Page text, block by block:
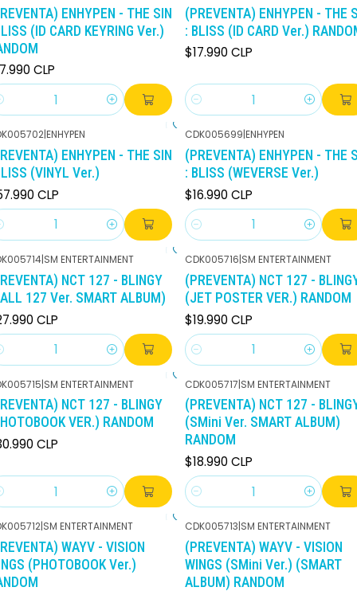
ENHYPEN - THE SIN
(ID CARD KEYRING Ver.)
CLP
(PREVENTA) ENHYPEN - THE
: BLISS (ID CARD Ver.)
$17.990 CLP
Cantidad
|ENHYPEN
ENHYPEN - THE SIN
(VINYL Ver.)
CLP
CDK005699|ENHYPEN
(PREVENTA) ENHYPEN - THE
: BLISS (WEVERSE Ver.)
$16.990 CLP
Cantidad
|SM ENTERTAINMENT
NCT 127 - BLINGY
127 Ver. SMART ALBUM)
CLP
CDK005716|SM ENTERTAINMENT
(PREVENTA) NCT 127 -
(JET POSTER VER.) RANDOM
$19.990 CLP
Cantidad
|SM ENTERTAINMENT
NCT 127 - BLINGY
VER.) RANDOM
CLP
CDK005717|SM ENTERTAINMENT
(PREVENTA) NCT 127 -
(SMini Ver. SMART ALBUM)
RANDOM
$18.990 CLP
Cantidad
|SM ENTERTAINMENT
WAYV - VISION
(PHOTOBOOK Ver.)
CDK005713|SM ENTERTAINMENT
(PREVENTA) WAYV - VISION
WINGS (SMini Ver.) (SMART
ALBUM) RANDOM